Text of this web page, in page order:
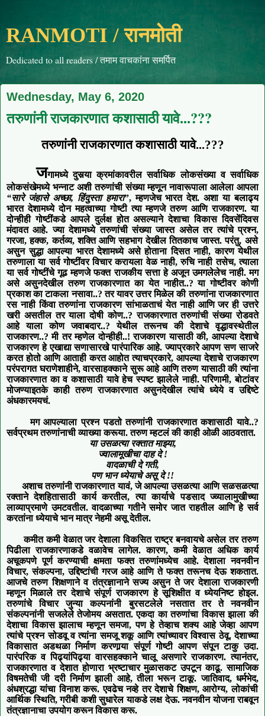
RANMOTI / रानमोती
Dedicated to all readers / तमाम वाचकांना समर्पित
Wednesday, May 6, 2020
तरुणांनी राजकारणात कशासाठी यावे...???
तरुणांनी राजकारणात कशासाठी यावे...???
जगामध्ये दुसर्‍या क्रमांकावरील सर्वाधिक लोकसंख्या व सर्वाधिक
लोकसंखेमध्ये भन्नाट अशी तरुणांची संख्या म्हणूननावारूपाला आलेला आपला
“सारे जंहासे अच्छा, हिंदुस्ता हमारा”,म्हणजेच भारत देश. अशा याबलाढ्य
भारत देशामध्ये दोन महत्वाच्या गोष्टी त्या म्हणजे तरुण आणि राजकारण. या
दोन्हीहीगोष्टींकडे आपले दुर्लक्ष होत असल्याने देशाचाविकास दिवसेंदिवस
मंदावत आहे. ज्या देशामध्ये तरुणांची संख्याजास्त असेलतरत्यांचे प्रश्न,
गरजा, हक्क, कर्तव्य,शक्ति आणि सहभाग देखील तितकाच जास्त. परंतु, असे
असुनसुद्धा आपल्या भारत देशामध्ये असे होताना दिसत नाही, कारण येथील
तरुणाला यासर्वगोष्टींवर विचार करायला वेळ नाही,रुचि नाही तसेच,त्याला
या सर्व गोष्टींचे गूढ म्हणजे फक्त राजकीय सत्ता हे अजून उमगलेलेच नाही. मग
असे असुनदेखील तरुण राजकारणात का येत नाहीत..? या गोष्टीवर कोणी
प्रकाश का टाकला नसावा..? तर यावर उत्तर मिळेल की तरुणांना राजकारणात
रस नाही किंवा तरुणांना राजकारण सांभाळताचंयेत नाही आणि जर ही उत्तरे
खरी असतील तर याला दोषी कोण..? राजकारणात तरुणांची संख्या रोडवते
आहे याला कोण जवाबदार..? येथील तरूनच की देशाचे वृद्धावस्थेतील
राजकारण..?मी तर म्हणेलदोन्हीही..! राजकारण यासाठी की, आपल्या देशाचे
राजकारण हे एखाद्या सणासारखे पारंपारिक आहे. ज्याप्रकारे आपण सण साजरे
करत होतो आणि आताही करत आहोत त्याचप्रकारे,आपल्या देशाचे राजकारण
परंपरागत घराणेशाहीने,वारसाहक्कानेसुरू आहे आणि तरुण यासाठी की त्यांना
राजकारणात का व कशासाठी यावे हेच स्पष्ट झालेले नाही. परिणामी, बोटांवर
मोजण्याइतके काही तरुण राजकारणात असुनदेखील त्यांचे ध्येये व उद्दिष्टे
अंधकारमयचं.
मग आपल्याला प्रश्न पडतो तरुणांनी राजकारणात कशासाठी यावे..?
सर्वप्रथम तरुणांनाची व्याख्या करूया.तरुण म्हटलं की काही ओळी आठवतात.
या उसळत्या रक्तात माझ्या,
ज्वालामूखीचा दाह दे!
वादळाची दे गती,
पण भान ध्येयाचे असू दे!!
अशाच तरुणांनी राजकारणात यावं,जेआपल्या उसळत्या आणि सळसळत्या
रक्ताने देशहितासाठी कार्यकरतील,त्याकार्याचे पडसाद ज्व्यालामुखीच्या
लाव्याप्रमाणेउमटवतील. वादळाच्या गतीने समोर जात राहतील आणि हे सर्व
करतांनाध्येयाचे भान मात्र नेहमी असूदेतील.
कमीत कमी वेळात जर देशाला विकसित राष्ट्र बनवायचे असेल तर तरुण
पिढीला राजकारणाकडे वळावेच लागेल.कारण, कमी वेळात अधिक कार्य
अचूकपणे पूर्ण करण्याची क्षमताफक्त तरुणांमध्येच आहे. देशाला नवनवीन
विचार, संकल्पना, उद्दिष्टांची गरज आहे आणि ते फक्त तरूनच देऊ शकतात.
आजचेतरुण शिक्षणाने व तंत्रज्ञानाने सज्य असुन ते जर देशाला राजकारणी
म्हणूनमिळाले तर देशाचे संपूर्ण राजकारण हे सूशिक्षीतवध्येयनिष्ट होइल.
तरुणांचेविचार
जुन्या कल्पनांनी बुरसटलेले नसतात तर ते नवनवीन
संकल्पनांनीसजलेले तेजोमय असतात.एकदा का तरुणांचा विकास झाला की
देशाचा विकास झालाच म्हणूनसमजा, पण हे तेव्हाच शक्य आहे जेव्हा आपण
त्यांचे प्रश्न सोडवू व त्यांना समजू शकू आणि त्यांच्यावर विश्वासठेवू.देशाच्या
विकासात अडथळा निर्माण करणार्‍या संपूर्ण गोष्टी आपण संपून टाकुउदा.
पारंपरिक व पिढ्यांपिढ्या वारसहक्काने चालू असणारे राजकारण. त्यानंतर,
राजकारणात व देशात होणारा भ्रष्टाचार मुळासकट उपटूनकाढू.सामाजिक
विषमतेची जी दरी निर्माणझाली आहे, तीला भरूनटाकू. जातिवाद,धर्मभेद,
अंधश्रद्धा यांचा विनाशकरू. एवढेच नव्हे तर देशाचे शिक्षण,आरोग्य, लोकांची
आर्थिक स्थिति,गरीबी कशीसुधारेलयाकडे लक्षदेऊ. नवनवीन योजना राबवून
तंत्रज्ञानाचाउपयोग करून विकासकरू.